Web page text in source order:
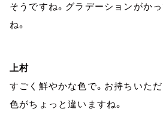
そうですね。グラデーションがか
ね。
上村
すごく鮮やかな色で。お持ちいた
色がちょっと違いますね。